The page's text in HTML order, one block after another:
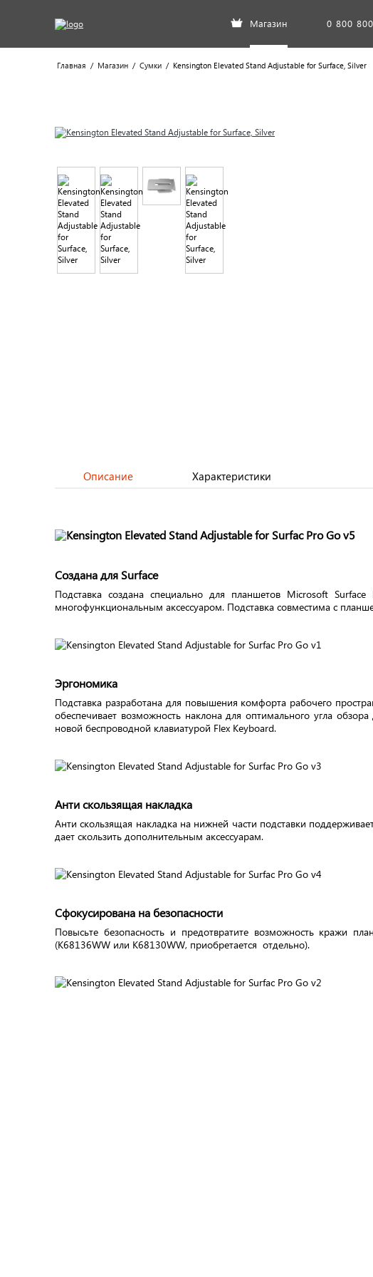
Магазин 0 800
Главная / Магазин / Сумки / Kensington Elevated Stand Adjustable for Surface, Silver
Описание Характеристики
Создана для Surface
Подставка создана специально для планшетов Microsoft
многофункциональным аксессуаром. Подставка совместима с
Эргономика
Подставка разработана для повышения комфорта рабочего
обеспечивает возможность наклона для оптимального угла
новой беспроводной клавиатурой Flex Keyboard.
Анти скользящая накладка
Анти скользящая накладка на нижней части подставки
дает скользить дополнительным аксессуарам.
Сфокусирована на безопасности
Повысьте безопасность и предотвратите возможность кражи
(K68136WW или K68130WW, приобретается отдельно).